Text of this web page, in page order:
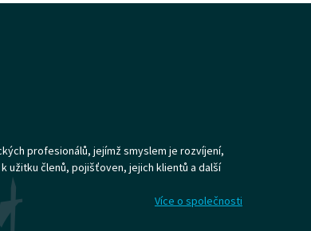
profesionálů, jejímž smyslem je rozvíjení,
užitku členů, pojišťoven, jejich klientů a další
Více o společnosti